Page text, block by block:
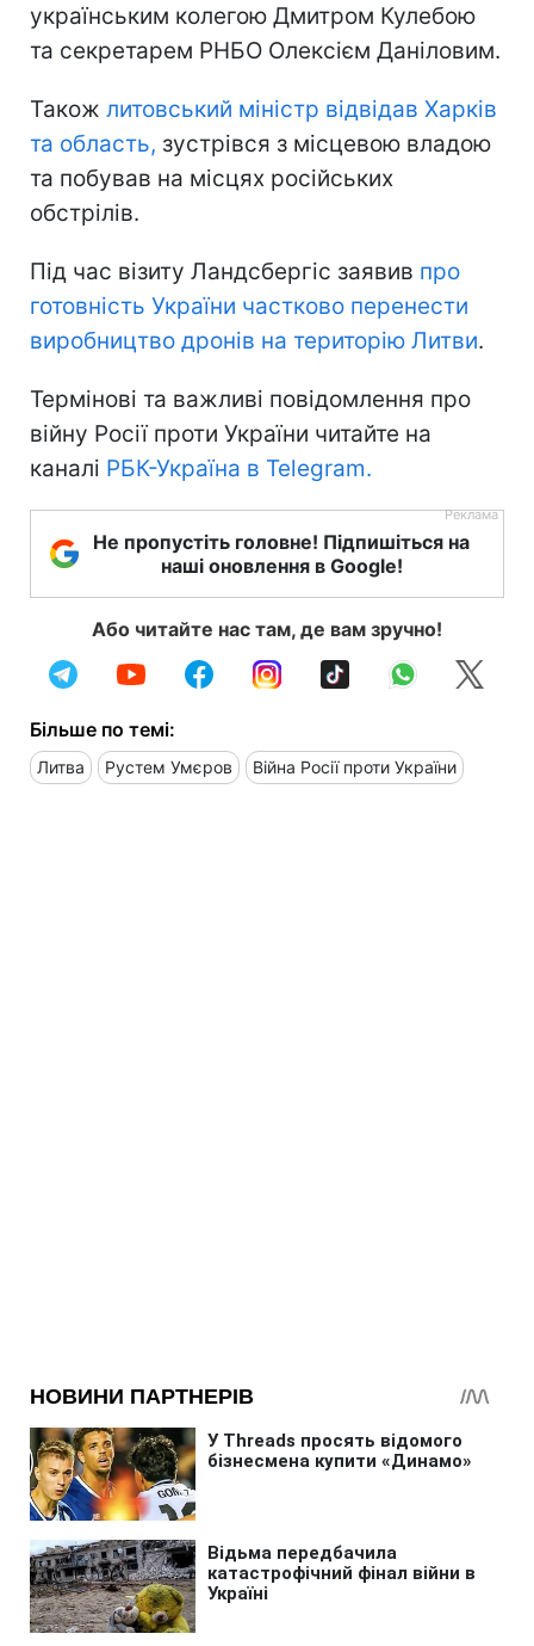
українським колегою Дмитром Кулебою
та секретарем РНБО Олексієм Даніловим.
Також литовський міністр відвідав Харків
та область, зустрівся з місцевою владою
та побував на місцях російських
обстрілів.
Під час візиту Ландсбергіс заявив про
готовність України частково перенести
виробництво дронів на територію Литви.
Термінові та важливі повідомлення про
війну Росії проти України читайте на
каналі РБК-Україна в Telegram.
Не пропустіть головне! Підпишіться на
наші оновлення в Google!
Або читайте нас там, де вам зручно!
Більше по темі:
Литва Рустем Умєров Війна Росії проти України